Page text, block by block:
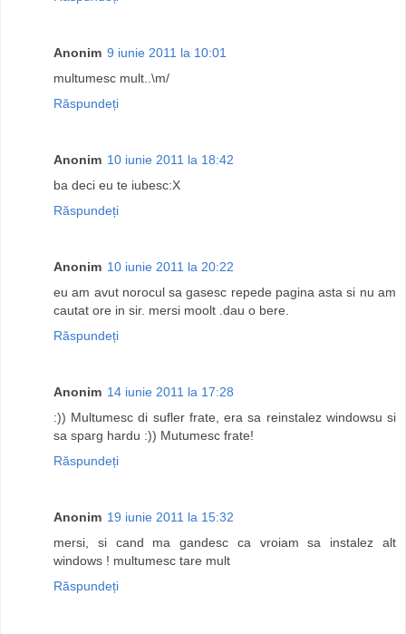
Anonim 9 iunie 2011 la 10:01
multumesc mult..\m/
Răspundeți
Anonim 10 iunie 2011 la 18:42
ba deci eu te iubesc:X
Răspundeți
Anonim 10 iunie 2011 la 20:22
eu am avut norocul sa gasesc repede pagina asta si nu am
cautat ore in sir. mersi moolt .dau o bere.
Răspundeți
Anonim 14 iunie 2011 la 17:28
:)) Multumesc di sufler frate, era sa reinstalez windowsu si
sa sparg hardu :)) Mutumesc frate!
Răspundeți
Anonim 19 iunie 2011 la 15:32
mersi, si cand ma gandesc ca vroiam sa instalez alt
windows ! multumesc tare mult
Răspundeți